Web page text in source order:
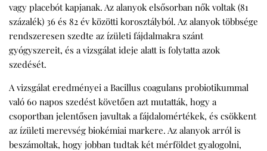
vagy placebót kapjanak. Az alanyok elsősorban nők voltak (81
százalék) 36 és 82 év közötti korosztályból. Az alanyok többsége
rendszeresen szedte az ízületi fájdalmakra szánt
gyógyszereit, és a vizsgálat ideje alatt is folytatta azok
szedését.
A vizsgálat eredményei a Bacillus coagulans probiotikummal
való 60 napos szedést követően azt mutatták, hogy a
csoportban jelentősen javultak a fájdalomértékek, és csökkent
az ízületi merevség biokémiai markere. Az alanyok arról is
beszámoltak, hogy jobban tudtak két mérföldet gyalogolni,